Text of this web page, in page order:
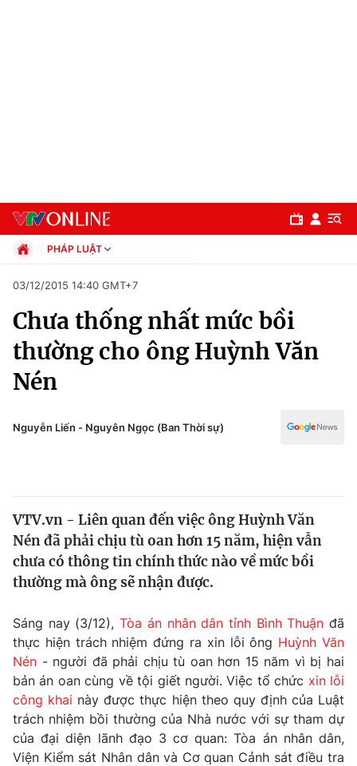
Chuyên mục
Chính trị
Thế giới
Tin tức
Thế giới đó đây
Câu chuyện quốc tế
Kinh tế
Tài chính
Thị trường
Góc doanh nghiệp
Dữ liệu và đời sống
Truyền hình
Phim VTV
Hậu trường
Giải trí
PHÁP LUẬT
Xã hội
Pháp luật
Thể thao
Truyền hình
Đời sống
03/12/2015 14:40 GMT+7
Chưa thống nhất mức bồi
thường cho ông Huỳnh Văn
Nén
Nguyễn Liến - Nguyên Ngọc (Ban Thời sự)
VTV.vn - Liên quan đến việc ông Huỳnh Văn
Nén đã phải chịu tù oan hơn 15 năm, hiện vẫn
chưa có thông tin chính thức nào về mức bồi
thường mà ông sẽ nhận được.
Sáng nay (3/12),Tòa án nhân dân tỉnh Bình Thuận đã
thực hiện trách nhiệm đứng ra xin lỗi ông Huỳnh Văn
Nén - người đã phải chịu tù oan hơn 15 năm vì bị hai
bản án oan cùng về tội giết người. Việc tổ chức xin lỗi
công khai này được thực hiện theo quy định của Luật
trách nhiệm bồi thường của Nhà nước với sự tham dự
của đại diện lãnh đạo 3 cơ quan: Tòa án nhân dân,
Viện Kiểm sát Nhân dân và Cơ quan Cảnh sát điều tra